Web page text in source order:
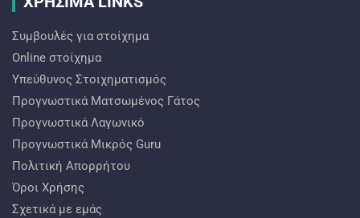
Συμβουλές για στοίχημα
Online στοίχημα
Υπεύθυνος Στοιχηματισμός
Προγνωστικά Ματσωμένος Γάτος
Προγνωστικά Λαγωνικό
Προγνωστικά Mικρός Guru
Πολιτική Απορρήτου
Όροι Χρήσης
Σχετικά με εμάς